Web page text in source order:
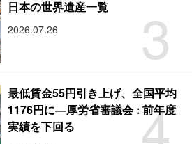
3
日本の世界遺産一覧
2026.07.26
4
最低賃金55円引き上げ、全国平均
1176円に―厚労省審議会 : 前年度
実績を下回る